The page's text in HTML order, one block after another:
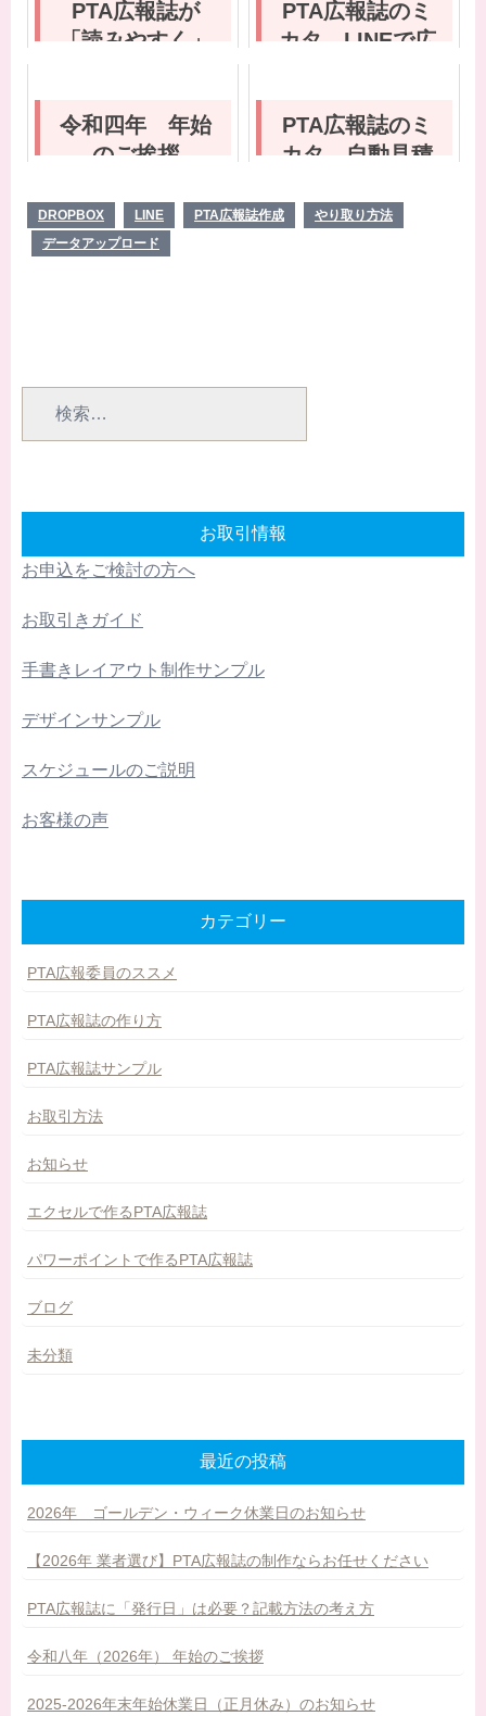
PTA広報誌が
「読みやすく」
と
PTA広報誌のミ
カタ LINEで広
令和四年 年始
のご挨拶
PTA広報誌のミ
カタ 自動見積
ースのお知らせ
DROPBOX LINE PTA広報誌作成
やり取り方法
データアップロード
お取引情報
お申込をご検討の方へ
お取引きガイド
手書きレイアウト制作サンプル
デザインサンプル
スケジュールのご説明
お客様の声
カテゴリー
PTA広報委員のススメ
PTA広報誌の作り方
PTA広報誌サンプル
お取引方法
お知らせ
エクセルで作るPTA広報誌
パワーポイントで作るPTA広報誌
ブログ
未分類
最近の投稿
2026年 ゴールデン・ウィーク休業日のお知らせ
【2026年 業者選び】PTA広報誌の制作ならお任せください
PTA広報誌に「発行日」は必要？記載方法の考え方
令和八年（2026年） 年始のご挨拶
2025-2026年末年始休業日（正月休み）のお知らせ